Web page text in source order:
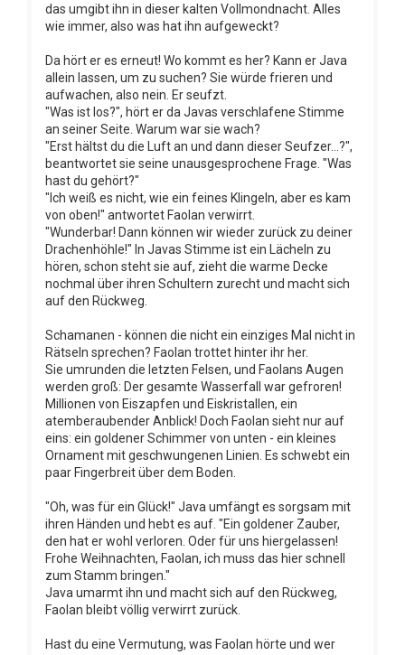
das umgibt ihn in dieser kalten Vollmondnacht. Alles
wie immer, also was hat ihn aufgeweckt?
Da hört er es erneut! Wo kommt es her? Kann er Java
allein lassen, um zu suchen? Sie würde frieren und
aufwachen, also nein. Er seufzt.
"Was ist los?", hört er da Javas verschlafene Stimme
an seiner Seite. Warum war sie wach?
"Erst hältst du die Luft an und dann dieser Seufzer…?",
beantwortet sie seine unausgesprochene Frage. "Was
hast du gehört?"
"Ich weiß es nicht, wie ein feines Klingeln, aber es kam
von oben!" antwortet Faolan verwirrt.
"Wunderbar! Dann können wir wieder zurück zu deiner
Drachenhöhle!" In Javas Stimme ist ein Lächeln zu
hören, schon steht sie auf, zieht die warme Decke
nochmal über ihren Schultern zurecht und macht sich
auf den Rückweg.
Schamanen - können die nicht ein einziges Mal nicht in
Rätseln sprechen? Faolan trottet hinter ihr her.
Sie umrunden die letzten Felsen, und Faolans Augen
werden groß: Der gesamte Wasserfall war gefroren!
Millionen von Eiszapfen und Eiskristallen, ein
atemberaubender Anblick! Doch Faolan sieht nur auf
eins: ein goldener Schimmer von unten - ein kleines
Ornament mit geschwungenen Linien. Es schwebt ein
paar Fingerbreit über dem Boden.
"Oh, was für ein Glück!" Java umfängt es sorgsam mit
ihren Händen und hebt es auf. "Ein goldener Zauber,
den hat er wohl verloren. Oder für uns hiergelassen!
Frohe Weihnachten, Faolan, ich muss das hier schnell
zum Stamm bringen."
Java umarmt ihn und macht sich auf den Rückweg,
Faolan bleibt völlig verwirrt zurück.
Hast du eine Vermutung, was Faolan hörte und wer